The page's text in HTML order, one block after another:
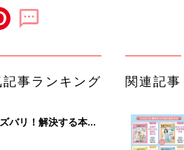
事ランキング
バリ！解決する本
号』 4カ月～2才
関連記事